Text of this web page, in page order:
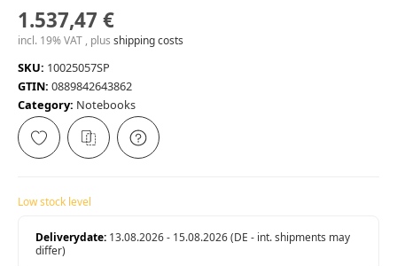
1.537,47 €
incl. 19% VAT , plus shipping costs
SKU: 10025057SP
GTIN: 0889842643862
Category: Notebooks
Low stock level
Deliverydate: 13.08.2026 - 15.08.2026(DE - int. shipments may
differ)